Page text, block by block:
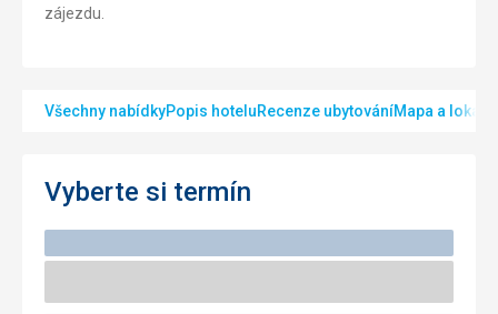
zájezdu.
Všechny nabídkyPopis hoteluRecenze ubytováníMapa a
Vyberte si termín